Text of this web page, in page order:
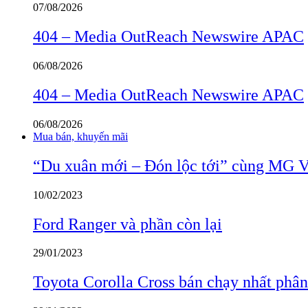
07/08/2026
404 – Media OutReach Newswire APAC
06/08/2026
404 – Media OutReach Newswire APAC
06/08/2026
Mua bán, khuyến mãi
“Du xuân mới – Đón lộc tới” cùng MG
10/02/2023
Ford Ranger và phần còn lại
29/01/2023
Toyota Corolla Cross bán chạy nhất